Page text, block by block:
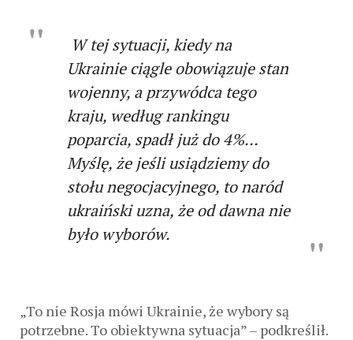
W tej sytuacji, kiedy na
Ukrainie ciągle obowiązuje stan
wojenny, a przywódca tego
kraju, według rankingu
poparcia, spadł już do 4%…
Myślę, że jeśli usiądziemy do
stołu negocjacyjnego, to naród
ukraiński uzna, że ​​od dawna nie
było wyborów.
„To nie Rosja mówi Ukrainie, że wybory są
potrzebne. To obiektywna sytuacja” – podkreślił.